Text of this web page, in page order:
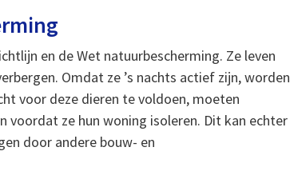
en de Wet natuurbescherming. Ze leven
Omdat ze ’s nachts actief zijn, worden
voor deze dieren te voldoen, moeten
voordat ze hun woning isoleren. Dit kan echter
door andere bouw- en